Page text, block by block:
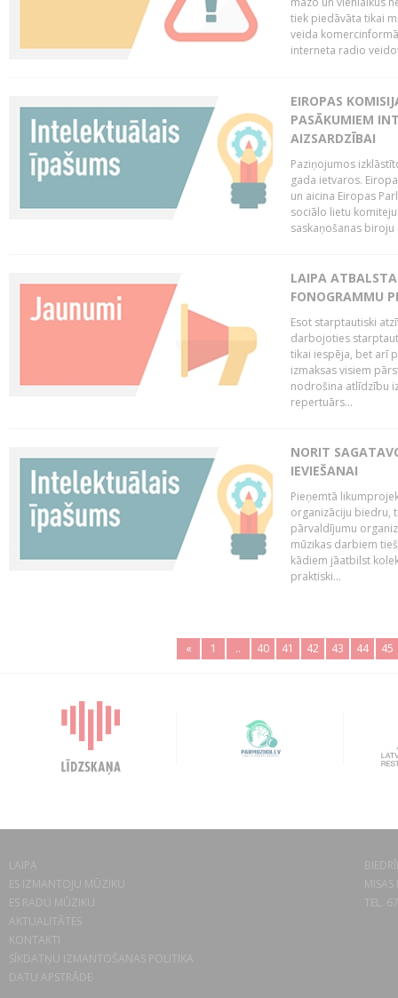
tiek piedāvāta tikai
veida
interneta radio
EIROPAS
PASĀKUMIEM
AIZSARDZĪBAI
Paziņojumos
gada ietvaros.
un aicina Eiropas
sociālo lietu
saskaņošanas biroju
LAIPA
FONOGRAMMU
Esot starptautiski
darbojoties
tikai iespēja, bet arī
izmaksas visiem
nodrošina atlīdzību
repertuārs...
NORIT
IEVIEŠANAI
Pieņemtā
organizāciju biedru,
pārvaldījumu
mūzikas darbiem
kādiem jāatbilst
praktiski...
« 1 .. 40 41 42 43 44 45
LAIPA
ES IZMANTOJU MŪZIKU
ES RADU MŪZIKU
AKTUALITĀTES
KONTAKTI
SĪKDATŅU IZMANTOŠANAS POLITIKA
DATU APSTRĀDE
TEL.